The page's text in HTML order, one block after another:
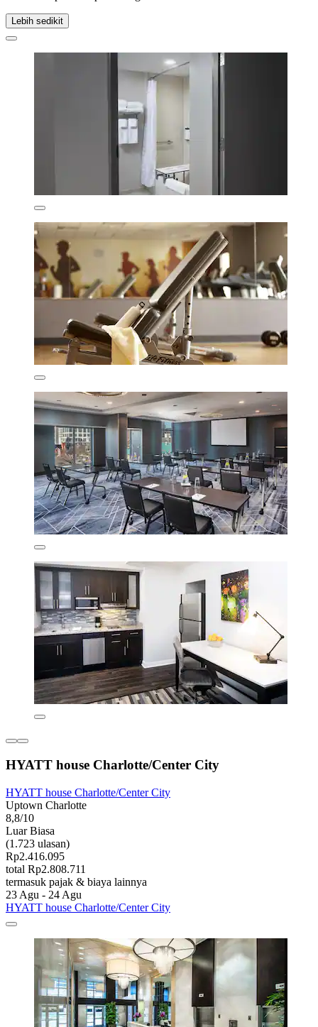
Lebih sedikit
HYATT house Charlotte/Center City
HYATT house Charlotte/Center City
Uptown Charlotte
8,8/10
Luar Biasa
(1.723 ulasan)
Rp2.416.095
total Rp2.808.711
termasuk pajak & biaya lainnya
23 Agu - 24 Agu
HYATT house Charlotte/Center City